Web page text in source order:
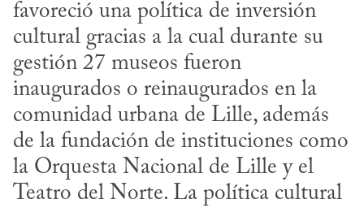
favoreció una política de inversión
cultural gracias a la cual durante su
gestión 27 museos fueron
inaugurados o reinaugurados en la
comunidad urbana de Lille, además
de la fundación de instituciones como
la Orquesta Nacional de Lille y el
Teatro del Norte. La política cultural